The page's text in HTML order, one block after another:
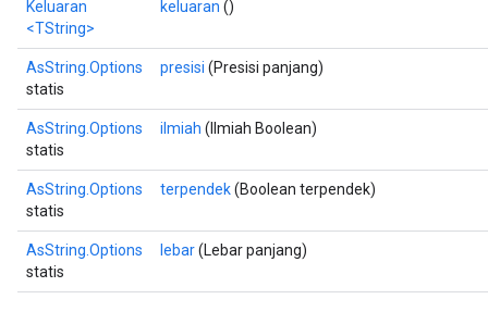
Keluaran
<TString>
keluaran ()
AsString.Options
statis
presisi (Presisi panjang)
AsString.Options
statis
ilmiah (Ilmiah Boolean)
AsString.Options
statis
terpendek(Boolean terpendek)
AsString.Options
statis
lebar(Lebar panjang)